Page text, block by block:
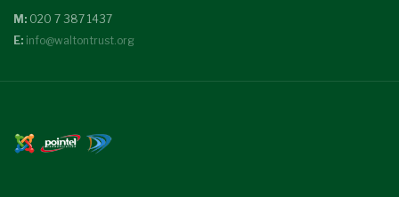
M: 020 7 387 1437
E: info@waltontrust.org